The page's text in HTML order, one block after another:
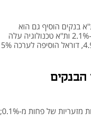
מבחינה היסטורית, המדד השיג תשואה שנתית ממוצעת של כ-6%–8% בעשור האחרון,
ב-1.7%, ת"א 125 רשם עלייה של 1.6%, ת"א בנקים הוסיף גם הוא
1.7%, ת"א בטחוניות התחזק ב-1.5%, ת"א קלינטק טיפס ב-2.1% ות"א טכנולוגיה עלה
ב-2.7%; ירוק בתשתיות האנרגיה: שוב אנרגיה עלתה ב-4.9%, דוראל הוסיפה לערכה 5%
ת"א 35 התחזק ב-0.3%, ת"א 125 ות"א בנקים ננעלו בעליות מזעריות של פחות מ-0.1%;